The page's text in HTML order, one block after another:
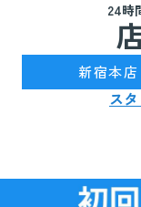
24時
新宿本店
ス